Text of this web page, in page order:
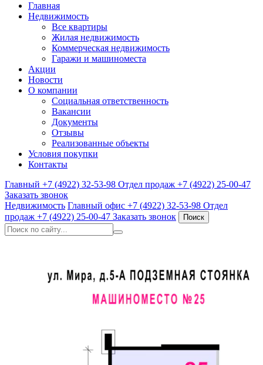
Главная
Недвижимость
Все квартиры
Жилая недвижимость
Коммерческая недвижимость
Гаражи и машиноместа
Акции
Новости
О компании
Социальная ответственность
Вакансии
Документы
Отзывы
Реализованные объекты
Условия покупки
Контакты
Главный +7 (4922) 32-53-98 Отдел продаж +7 (4922) 25-00-47
Заказать звонок
Недвижимость Главный офис +7 (4922) 32-53-98 Отдел
продаж +7 (4922) 25-00-47 Заказать звонок Поиск